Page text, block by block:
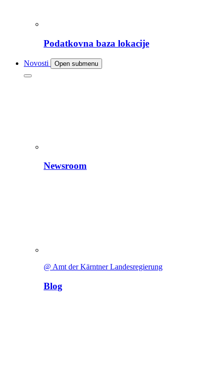
Podatkovna baza lokacije
Novosti Open submenu
Newsroom
@ Amt der Kärntner Landesregierung
Blog